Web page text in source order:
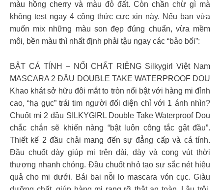
màu hồng cherry và màu đỏ đất. Còn chần chừ gì mà
không test ngay 4 công thức cực xịn này. Nếu bạn vừa
muốn mix những màu son đẹp đúng chuẩn, vừa mềm
môi, bền màu thì nhất định phải tậu ngay các “bảo bối”:
BẬT CÁ TÍNH – NỔI CHẤT RIÊNG Silkygirl Việt Nam
MASCARA 2 ĐẦU DOUBLE TAKE WATERPROOF DOU
Khao khát sở hữu đôi mắt to tròn nổi bật với hàng mi đỉnh
cao, “hạ gục” trái tim người đối diện chỉ với 1 ánh nhìn?
Chuốt mi 2 đầu SILKYGIRL Double Take Waterproof Dou
chắc chắn sẽ khiến nàng “bật luôn công tắc gật đầu”.
Thiết kế 2 đầu chải mang đến sự đẳng cấp và cá tính.
Đầu chuốt dày giúp mi trên dài, dày và cong vút thời
thượng nhanh chóng. Đầu chuốt nhỏ tạo sự sắc nét hiệu
quả cho mi dưới. Bái bai nỗi lo mascara vón cục. Giàu